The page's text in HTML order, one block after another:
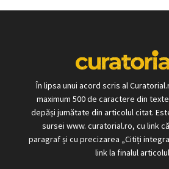
În lipsa unui acord scris al
maximum 500 de caractere din
depăși jumătate din articolul citat.
sursei www. curatorial.ro, cu link
paragraf și cu precizarea „Citiți
link la finalul